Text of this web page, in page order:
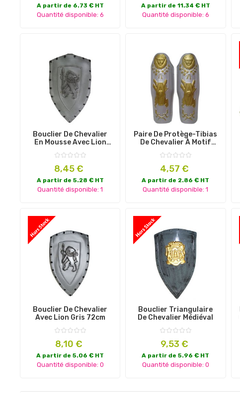
A partir de 6.73 € HT
Quantité disponible: 6
A partir de 11.34 € HT
Quantité disponible: 6
Bouclier De Chevalier
En Mousse Avec Lion
Prix
8,45 €
A partir de 5.28 € HT
Quantité disponible: 1
Paire De Protège-Tibias
De Chevalier À Motif
Prix
4,57 €
A partir de 2.86 € HT
Quantité disponible: 1
Bouclier De Chevalier
Avec Lion Gris 72cm
Prix
8,10 €
A partir de 5.06 € HT
Quantité disponible: 0
Bouclier Triangulaire
De Chevalier Médiéval
Prix
9,53 €
A partir de 5.96 € HT
Quantité disponible: 0